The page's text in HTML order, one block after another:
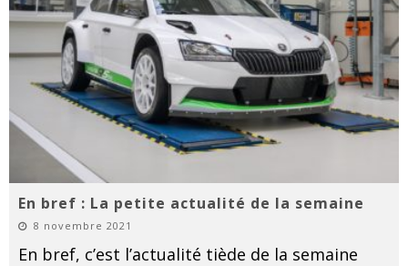
En bref : La petite actualité de la semaine
8 novembre 2021
En bref, c’est l’actualité tiède de la semaine